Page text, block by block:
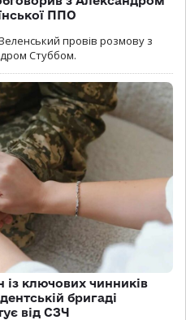
ППО
провів розмову з
Стуббом.
ключових чинників
бригаді
від СЗЧ